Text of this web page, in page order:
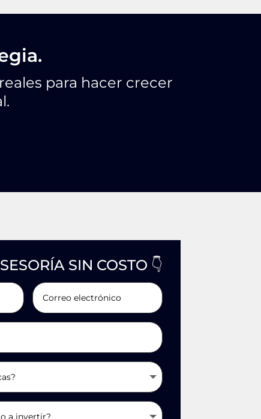
para hacer crecer
SIN COSTO 👇